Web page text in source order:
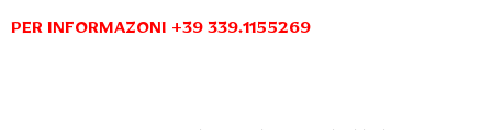
PER INFORMAZONI +39 339.1155269